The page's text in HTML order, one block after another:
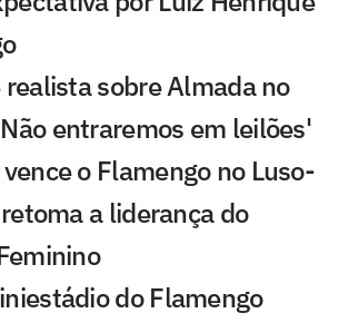
sobre Almada no
entraremos em leilões'
o Flamengo no Luso-
a liderança do
do Flamengo